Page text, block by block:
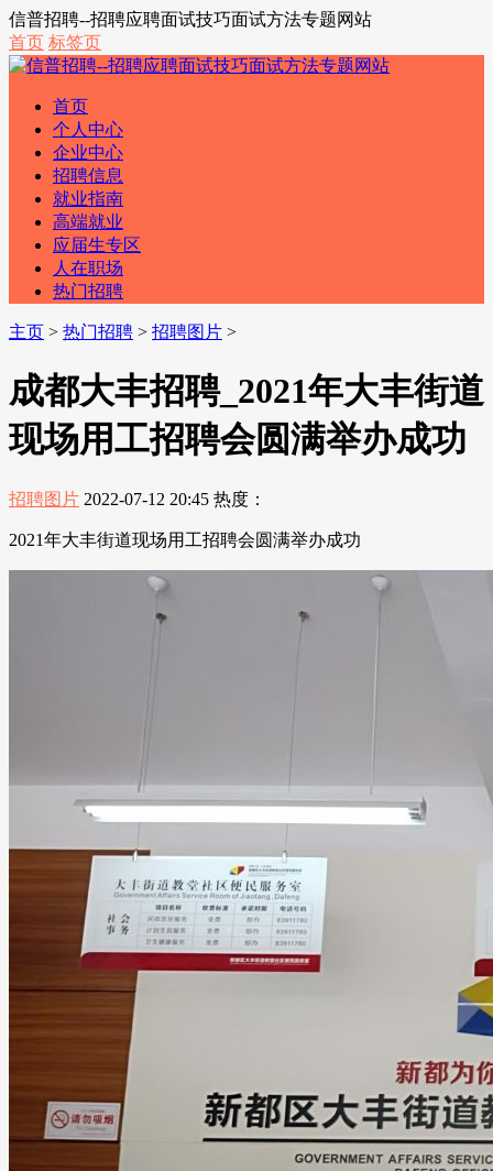
信普招聘--招聘应聘面试技巧面试方法专题网站
首页 标签页
首页
个人中心
企业中心
招聘信息
就业指南
高端就业
应届生专区
人在职场
热门招聘
主页 > 热门招聘 > 招聘图片 >
成都大丰招聘_2021年大丰街道
现场用工招聘会圆满举办成功
招聘图片 2022-07-12 20:45 热度：
2021年大丰街道现场用工招聘会圆满举办成功